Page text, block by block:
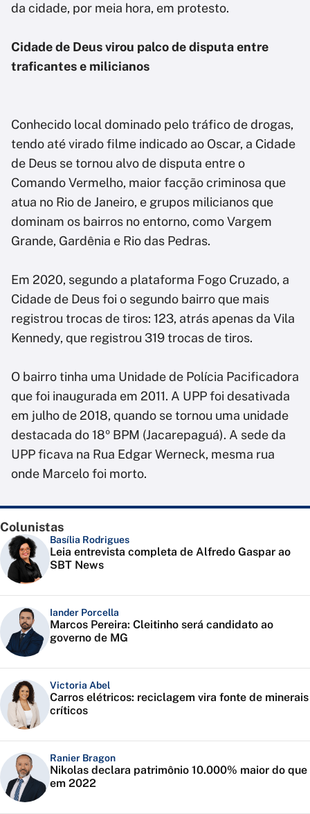
da cidade, por meia hora, em protesto.
Cidade de Deus virou palco de disputa entre
traficantes e milicianos
Conhecido local dominado pelo tráfico de drogas,
tendo até virado filme indicado ao Oscar, a Cidade
de Deus se tornou alvo de disputa entre o
Comando Vermelho, maior facção criminosa que
atua no Rio de Janeiro, e grupos milicianos que
dominam os bairros no entorno, como Vargem
Grande, Gardênia e Rio das Pedras.
Em 2020, segundo a plataforma Fogo Cruzado, a
Cidade de Deus foi o segundo bairro que mais
registrou trocas de tiros: 123, atrás apenas da Vila
Kennedy, que registrou 319 trocas de tiros.
O bairro tinha uma Unidade de Polícia Pacificadora
que foi inaugurada em 2011. A UPP foi desativada
em julho de 2018, quando se tornou uma unidade
destacada do 18º BPM (Jacarepaguá). A sede da
UPP ficava na Rua Edgar Werneck, mesma rua
onde Marcelo foi morto.
Colunistas
Basília Rodrigues
Leia entrevista completa de Alfredo Gaspar ao
SBT News
Iander Porcella
Marcos Pereira: Cleitinho será candidato ao
governo de MG
Victoria Abel
Carros elétricos: reciclagem vira fonte de minerais
críticos
Ranier Bragon
Nikolas declara patrimônio 10.000% maior do que
em 2022